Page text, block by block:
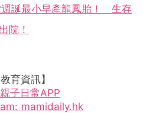
週誕最小早產龍鳳胎！ 生存
院！
育資訊】
子日常APP
mamidaily.hk